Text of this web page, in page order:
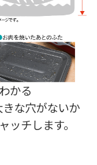
かる
な穴がないか
ッチします。